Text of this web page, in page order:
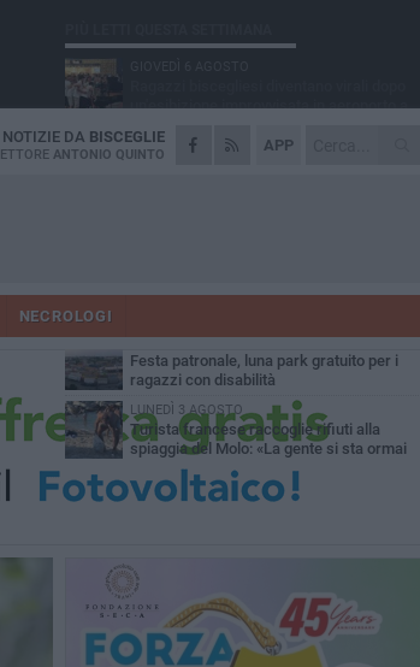
APP
NOTIZIE DA BISCEGLIE
ANTONIO QUINTO
NECROLOGI
un'esibizione improvvisata in aeroporto a
MARTEDÌ 4 AGOSTO
Emergenza caldo, il Comune di Bisceglie
Due auto incendiate nella notte in via Dieta
MERCOLEDÌ 5 AGOSTO
Festa patronale, luna park gratuito per i
ragazzi con disabilità
LUNEDÌ 3 AGOSTO
Turista francese raccoglie rifiuti alla
spiaggia del Molo: «La gente si sta ormai